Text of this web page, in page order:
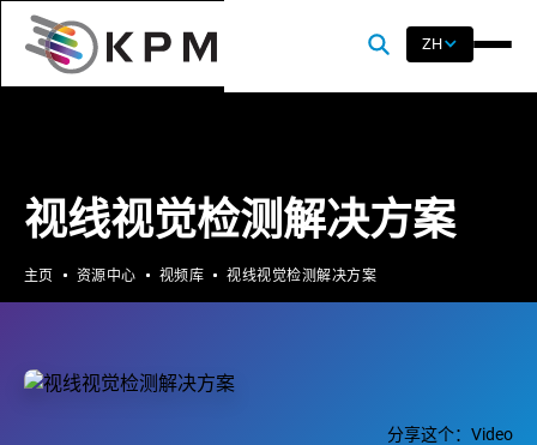
ZH
视线视觉检测解决方案
主页 资源中心 视频库 视线视觉检测解决方案
分享这个： Video